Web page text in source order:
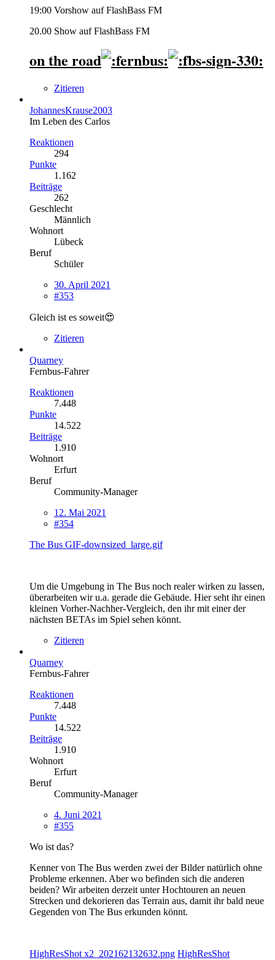
19:00 Vorshow auf FlashBass FM
20.00 Show auf FlashBass FM
on the road
Zitieren
JohannesKrause2003
Im Leben des Carlos
Reaktionen
294
Punkte
1.162
Beiträge
262
Geschlecht
Männlich
Wohnort
Lübeck
Beruf
Schüler
30. April 2021
#353
Gleich ist es soweit😍
Zitieren
Quarney
Fernbus-Fahrer
Reaktionen
7.448
Punkte
14.522
Beiträge
1.910
Wohnort
Erfurt
Beruf
Community-Manager
12. Mai 2021
#354
The Bus GIF-downsized_large.gif
Um die Umgebung in The Bus noch realer wirken zu lassen,
überarbeiten wir u.a. gerade die Gebäude. Hier seht ihr einen
kleinen Vorher-Nachher-Vergleich, den ihr mit einer der
nächsten BETAs im Spiel sehen könnt.
Zitieren
Quarney
Fernbus-Fahrer
Reaktionen
7.448
Punkte
14.522
Beiträge
1.910
Wohnort
Erfurt
Beruf
Community-Manager
4. Juni 2021
#355
Wo ist das?
Kenner von The Bus werden zwei der Bilder natürlich ohne
Probleme erkennen. Aber wo befinden sich die anderen
beiden? Wir arbeiten derzeit unter Hochtouren an neuen
Strecken und dekorieren das Terrain aus, damit ihr bald neue
Gegenden von The Bus erkunden könnt.
HighResShot x2_202162132632.png HighResShot